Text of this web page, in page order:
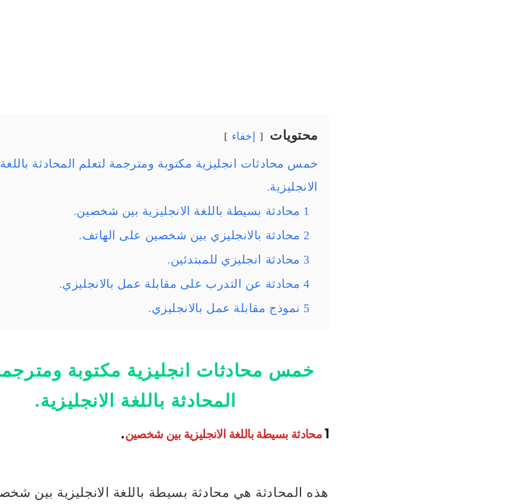
محتويات إخفاء
خمس محادثات انجليزية مكتوبة ومترجمة لتعلم المحادثة باللغة
الانجليزية.
1 محادثة بسيطة باللغة الانجليزية بين شخصين.
2 محادثة بالانجليزي بين شخصين على الهاتف.
3 محادثة انجليزي للمبتدئين.
4 محادثة عن التدرب على مقابلة عمل بالانجليزي.
5 نموذج مقابلة عمل بالانجليزي.
خمس محادثات انجليزية مكتوبة
المحادثة باللغة الانجليزية.
1 محادثة بسيطة باللغة الانجليزية بين شخصين.
هذه المحادثة هي محادثة بسيطة باللغة الانجليزية بين